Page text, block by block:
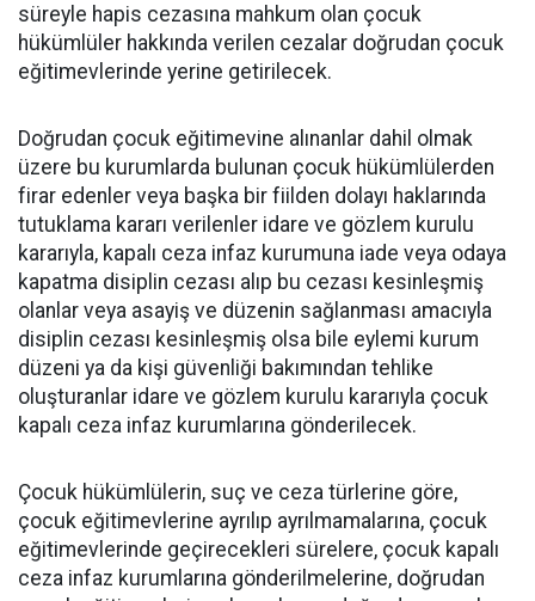
süreyle hapis cezasına mahkum olan çocuk
hükümlüler hakkında verilen cezalar doğrudan çocuk
eğitimevlerinde yerine getirilecek.
Doğrudan çocuk eğitimevine alınanlar dahil olmak
üzere bu kurumlarda bulunan çocuk hükümlülerden
firar edenler veya başka bir fiilden dolayı haklarında
tutuklama kararı verilenler idare ve gözlem kurulu
kararıyla, kapalı ceza infaz kurumuna iade veya odaya
kapatma disiplin cezası alıp bu cezası kesinleşmiş
olanlar veya asayiş ve düzenin sağlanması amacıyla
disiplin cezası kesinleşmiş olsa bile eylemi kurum
düzeni ya da kişi güvenliği bakımından tehlike
oluşturanlar idare ve gözlem kurulu kararıyla çocuk
kapalı ceza infaz kurumlarına gönderilecek.
Çocuk hükümlülerin, suç ve ceza türlerine göre,
çocuk eğitimevlerine ayrılıp ayrılmamalarına, çocuk
eğitimevlerinde geçirecekleri sürelere, çocuk kapalı
ceza infaz kurumlarına gönderilmelerine, doğrudan